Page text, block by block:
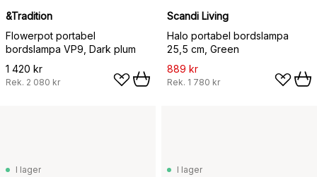
&Tradition
Flowerpot portabel
bordslampa VP9, Dark plum
1 420 kr
Rek. 2 080 kr
Scandi Living
Halo portabel bordslampa
25,5 cm, Green
889 kr
Rek. 1 780 kr
I lager I lager